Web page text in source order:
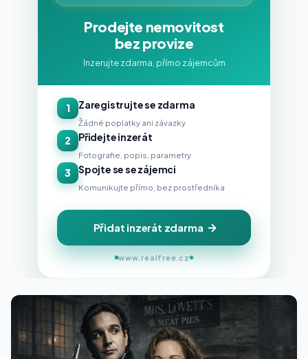
Prodejte nemovitost
bez provize
Inzerujte zdarma, přímo zájemcům
1 Zaregistrujte se zdarma
Žádné poplatky ani závazky
2 Přidejte inzerát
Fotografie, popis, parametry
3 Spojte se se zájemci
Komunikujte přímo, bez prostředníka
Přidat inzerát zdarma
www.realfree.cz